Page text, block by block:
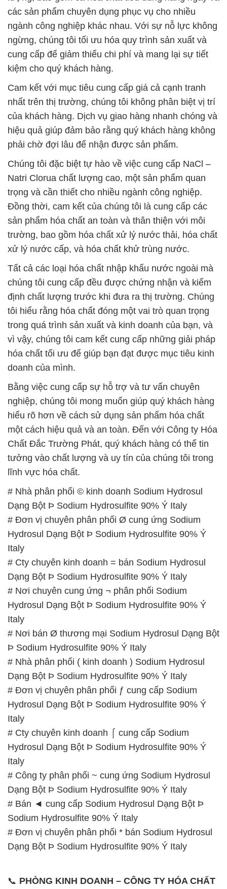
các sản phẩm chuyên dụng phục vụ cho nhiều
ngành công nghiệp khác nhau. Với sự nỗ lực không
ngừng, chúng tôi tối ưu hóa quy trình sản xuất và
cung cấp để giảm thiểu chi phí và mang lại sự tiết
kiệm cho quý khách hàng.
Cam kết với mục tiêu cung cấp giá cả cạnh tranh
nhất trên thị trường, chúng tôi không phân biệt vị trí
của khách hàng. Dịch vụ giao hàng nhanh chóng và
hiệu quả giúp đảm bảo rằng quý khách hàng không
phải chờ đợi lâu để nhận được sản phẩm.
Chúng tôi đặc biệt tự hào về việc cung cấp NaCl –
Natri Clorua chất lượng cao, một sản phẩm quan
trọng và cần thiết cho nhiều ngành công nghiệp.
Đồng thời, cam kết của chúng tôi là cung cấp các
sản phẩm hóa chất an toàn và thân thiện với môi
trường, bao gồm hóa chất xử lý nước thải, hóa chất
xử lý nước cấp, và hóa chất khử trùng nước.
Tất cả các loại hóa chất nhập khẩu nước ngoài mà
chúng tôi cung cấp đều được chứng nhận và kiểm
định chất lượng trước khi đưa ra thị trường. Chúng
tôi hiểu rằng hóa chất đóng một vai trò quan trọng
trong quá trình sản xuất và kinh doanh của bạn, và
vì vậy, chúng tôi cam kết cung cấp những giải pháp
hóa chất tối ưu để giúp bạn đạt được mục tiêu kinh
doanh của mình.
Bằng việc cung cấp sự hỗ trợ và tư vấn chuyên
nghiệp, chúng tôi mong muốn giúp quý khách hàng
hiểu rõ hơn về cách sử dụng sản phẩm hóa chất
một cách hiệu quả và an toàn. Đến với Công ty Hóa
Chất Đắc Trường Phát, quý khách hàng có thể tin
tưởng vào chất lượng và uy tín của chúng tôi trong
lĩnh vực hóa chất.
# Nhà phân phối © kinh doanh Sodium Hydrosul
Dạng Bột Þ Sodium Hydrosulfite 90% Ý Italy
# Đơn vị chuyên phân phối Ø cung ứng Sodium
Hydrosul Dạng Bột Þ Sodium Hydrosulfite 90% Ý
Italy
# Cty chuyên kinh doanh = bán Sodium Hydrosul
Dạng Bột Þ Sodium Hydrosulfite 90% Ý Italy
# Nơi chuyên cung ứng ¬ phân phối Sodium
Hydrosul Dạng Bột Þ Sodium Hydrosulfite 90% Ý
Italy
# Nơi bán Ø thương mại Sodium Hydrosul Dạng Bột
Þ Sodium Hydrosulfite 90% Ý Italy
# Nhà phân phối ( kinh doanh ) Sodium Hydrosul
Dạng Bột Þ Sodium Hydrosulfite 90% Ý Italy
# Đơn vị chuyên phân phối ƒ cung cấp Sodium
Hydrosul Dạng Bột Þ Sodium Hydrosulfite 90% Ý
Italy
# Cty chuyên kinh doanh ⌠ cung cấp Sodium
Hydrosul Dạng Bột Þ Sodium Hydrosulfite 90% Ý
Italy
# Công ty phân phối ~ cung ứng Sodium Hydrosul
Dạng Bột Þ Sodium Hydrosulfite 90% Ý Italy
# Bán ◄ cung cấp Sodium Hydrosul Dạng Bột Þ
Sodium Hydrosulfite 90% Ý Italy
# Đơn vị chuyên phân phối * bán Sodium Hydrosul
Dạng Bột Þ Sodium Hydrosulfite 90% Ý Italy
📞 PHÒNG KINH DOANH – CÔNG TY HÓA CHẤT